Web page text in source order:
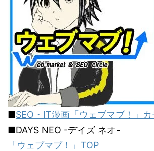
■SEO・IT漫画「ウェブマブ！」カ
■DAYS NEO -デイズ ネオ-
「ウェブマブ！」TOP